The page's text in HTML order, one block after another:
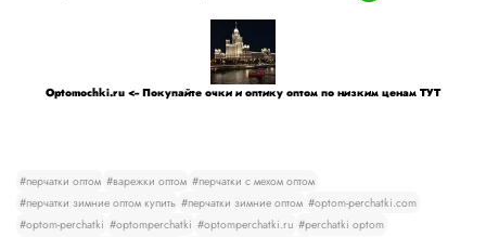
Optomochki.ru <-- Покупайте очки и оптику оптом по низким ценам ТУТ
#перчатки оптом #варежки оптом #перчатки с мехом оптом
#перчатки зимние оптом купить #перчатки зимние оптом #optom-perchatki.com
#optom-perchatki #optomperchatki #optomperchatki.ru #perchatki optom